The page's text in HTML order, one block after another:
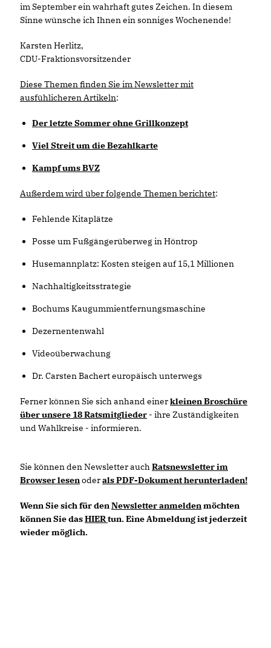
im September ein wahrhaft gutes Zeichen. In diesem
Sinne wünsche ich Ihnen ein sonniges Wochenende!
Karsten Herlitz,
CDU-Fraktionsvorsitzender
Diese Themen finden Sie im Newsletter mit
ausfühlicheren Artikeln:
Der letzte Sommer ohne Grillkonzept
Viel Streit um die Bezahlkarte
Kampf ums BVZ
Außerdem wird über folgende Themen berichtet:
Fehlende Kitaplätze
Posse um Fußgängerüberweg in Höntrop
Husemannplatz: Kosten steigen auf 15,1 Millionen
Nachhaltigkeitsstrategie
Bochums Kaugummientfernungsmaschine
Dezernentenwahl
Videoüberwachung
Dr. Carsten Bachert europäisch unterwegs
Ferner können Sie sich anhand einerkleinen Broschüre
über unsere 18 Ratsmitglieder - ihre Zuständigkeiten
und Wahlkreise - informieren.
Sie können den Newsletter auchRatsnewsletter im
Browser lesenoderals PDF-Dokument herunterladen!
Wenn Sie sich für denNewsletter anmeldenmöchten
können Sie dasHIERtun. Eine Abmeldung ist jederzeit
wieder möglich.